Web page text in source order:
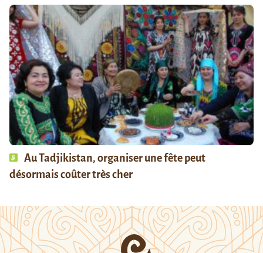
Au Tadjikistan, organiser une fête peut
désormais coûter très cher